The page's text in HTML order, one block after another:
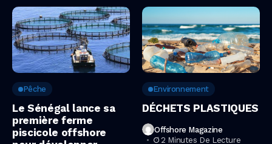
Pêche
Le Sénégal lance sa
première ferme
piscicole offshore
Environnement
DÉCHETS PLASTIQUES
Offshore Magazine
2 Minutes De Lecture